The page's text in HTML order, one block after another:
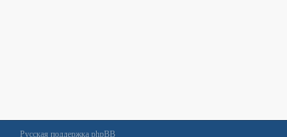
Русская поддержка phpBB